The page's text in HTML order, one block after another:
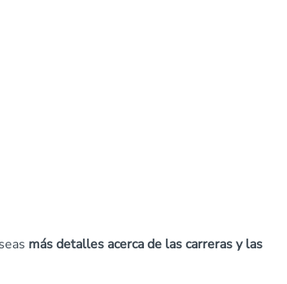
más detalles acerca de las carreras y las